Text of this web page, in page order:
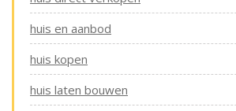
huis en aanbod
huis kopen
huis laten bouwen